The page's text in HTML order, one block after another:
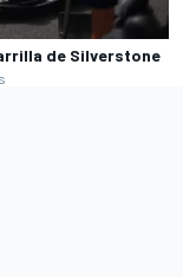
de Silverstone